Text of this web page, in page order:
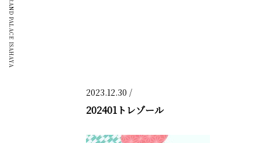
GRAND PALACE ISAHAYA
2023.12.30 /
202401トレゾール